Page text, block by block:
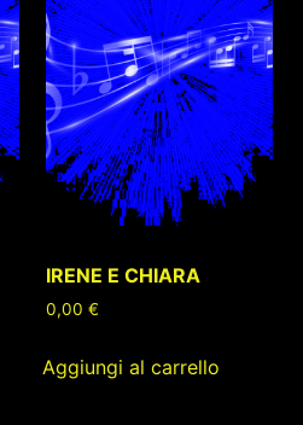
IRENE E CHIARA
0,00€
Aggiungi al carrello